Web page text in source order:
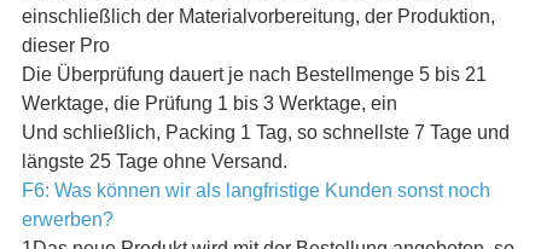
einschließlich der Materialvorbereitung, der Produktion,
dieser Pro
Die Überprüfung dauert je nach Bestellmenge 5 bis 21
Werktage, die Prüfung 1 bis 3 Werktage, ein
Und schließlich, Packing 1 Tag, so schnellste 7 Tage und
längste 25 Tage ohne Versand.
F6: Was können wir als langfristige Kunden sonst noch
erwerben?